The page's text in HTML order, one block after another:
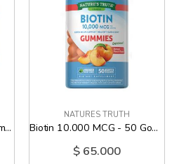
Magnesium Glycinate 250 mg sabor Lim n - 6 Oz
NATURES TRUTH
Biotin 10.000 MCG - 50 Gomitas
$ 65.000